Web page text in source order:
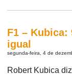
F1 – Kubica:
igual
segunda-feira, 4 de
Robert Kubica